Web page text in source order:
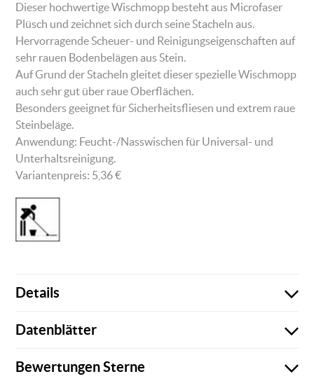
Dieser hochwertige Wischmopp besteht aus Microfaser
Plüsch und zeichnet sich durch seine Stacheln aus.
Hervorragende Scheuer- und Reinigungseigenschaften auf
sehr rauen Bodenbelägen aus Stein.
Auf Grund der Stacheln gleitet dieser spezielle Wischmopp
auch sehr gut über raue Oberflächen.
Besonders geeignet für Sicherheitsfliesen und extrem raue
Steinbeläge.
Anwendung: Feucht-/Nasswischen für Universal- und
Unterhaltsreinigung.
Variantenpreis: 5,36€
Details
Es sind keine weiteren Details vorhanden!
Datenblätter
BewertungenSterne